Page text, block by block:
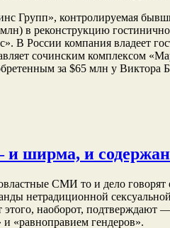
Групп», контролируемая
в реконструкцию
В России компания владеет
сочинским комплексом
за $65 млн у Виктора
и ширма, и
СМИ то и дело говорят
нетрадиционной
наоборот, подтверждают
«равноправием гендеров».